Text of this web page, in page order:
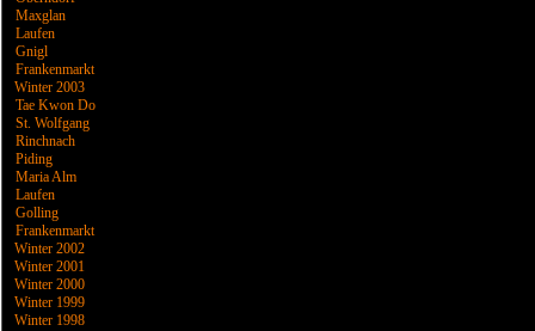
Maxglan
Laufen
Gnigl
Frankenmarkt
Winter 2003
Tae Kwon Do
St. Wolfgang
Rinchnach
Piding
Maria Alm
Laufen
Golling
Frankenmarkt
Winter 2002
Winter 2001
Winter 2000
Winter 1999
Winter 1998